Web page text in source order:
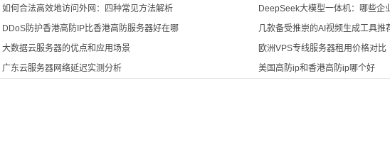
如何合法高效地访问外网：四种常见方法解析
DeepSeek大模型一体机：哪些企
DDoS防护香港高防IP比香港高防服务器好在哪
几款备受推崇的AI视频生成工具推
大数据云服务器的优点和应用场景
欧洲VPS专线服务器租用价格对比
广东云服务器网络延迟实测分析
美国高防ip和香港高防ip哪个好